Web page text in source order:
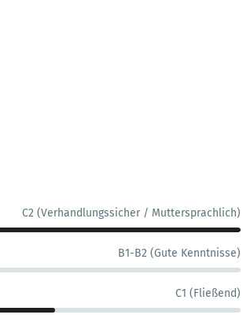
C2 (Verhandlungssicher / Muttersprachlich)
B1-B2 (Gute Kenntnisse)
C1 (Fließend)